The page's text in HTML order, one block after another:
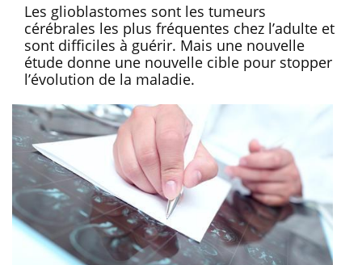
Les glioblastomes sont les tumeurs
cérébrales les plus fréquentes chez l’adulte et
sont difficiles à guérir. Mais une nouvelle
étude donne une nouvelle cible pour stopper
l’évolution de la maladie.